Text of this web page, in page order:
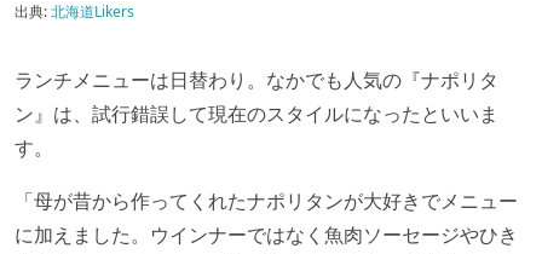
出典:北海道Likers
ランチメニューは日替わり。なかでも人気の『ナポリタ
ン』は、試行錯誤して現在のスタイルになったといいま
す。
「母が昔から作ってくれたナポリタンが大好きでメニュー
に加えました。ウインナーではなく魚肉ソーセージやひき